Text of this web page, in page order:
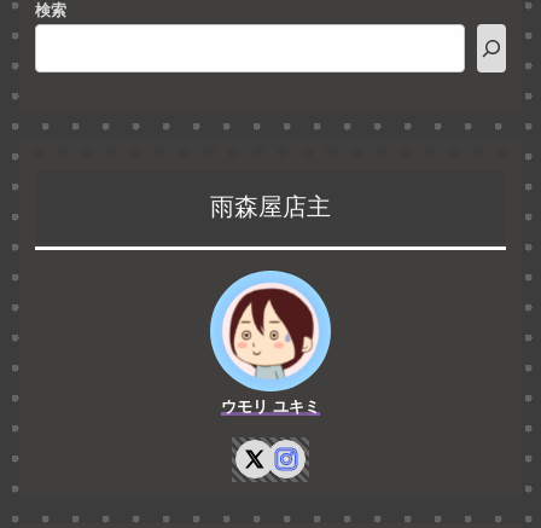
検索
雨森屋店主
ウモリ ユキミ